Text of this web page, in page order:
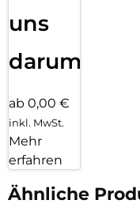
uns
darum!
ab 0,00 €
inkl. MwSt.
Mehr
erfahren
Ähnliche